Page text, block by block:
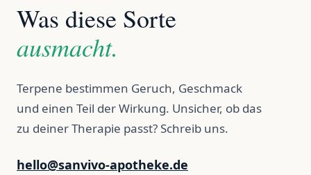
Was diese Sorte
ausmacht.
Terpene bestimmen Geruch, Geschmack
und einen Teil der Wirkung. Unsicher, ob das
zu deiner Therapie passt? Schreib uns.
hello@sanvivo-apotheke.de